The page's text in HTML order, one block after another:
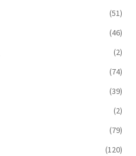
(51)
(46)
(2)
(74)
(39)
(2)
(79)
(120)